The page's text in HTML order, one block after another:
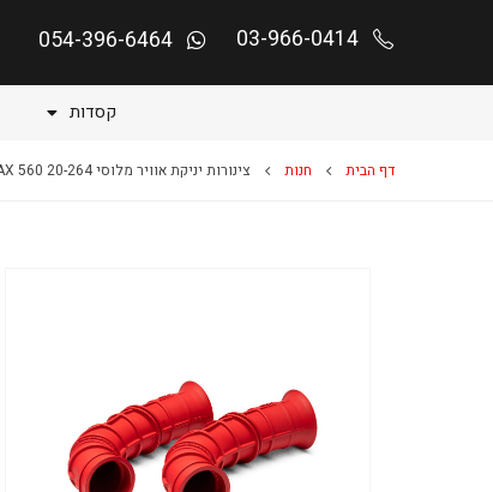
03-966-0414
054-396-6464
קסדות
דף הבית חנות צינורות יניקת אוויר מלוסי MALOSSI TMAX 560 20-264